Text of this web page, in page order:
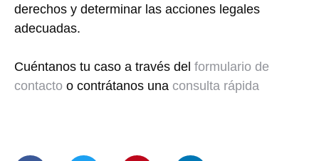
derechos y determinar las acciones legales
adecuadas.
Cuéntanos tu caso a través del formulario de
contacto o contrátanos una consulta rápida